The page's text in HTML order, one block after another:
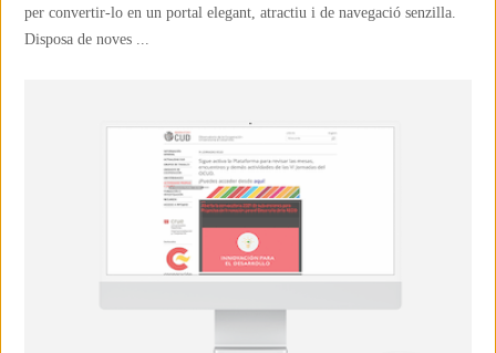
per convertir-lo en un portal elegant, atractiu i de navegació senzilla.
Disposa de noves ...